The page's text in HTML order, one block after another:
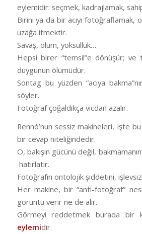
eylemidir: seçmek, kadrajlamak,
Birini ya da bir acıyı fotoğraflamak,
uzağa itmektir.
Savaş, ölüm, yoksulluk…
Hepsi birer “temsil”e dönüşür; ve
duygunun ölümüdür.
Sontag bu yüzden “acıya
söyler.
Fotoğraf çoğaldıkça vicdan azalır.
Rennó’nun sessiz makineleri, işte
bir cevap niteliğindedir.
O, bakışın gücünü değil,
hatırlatır.
Fotoğrafın ontolojik şiddetini,
Her makine, bir “anti-fotoğraf”
görüntü verir ne de alır.
Görmeyi reddetmek burada bir
eylemidir.